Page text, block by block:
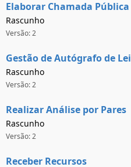
Elaborar Chamada Pública
Rascunho
Versão: 2
Gestão de Autógrafo de Lei
Rascunho
Versão: 2
Realizar Análise por Pares
Rascunho
Versão: 2
Receber Recursos